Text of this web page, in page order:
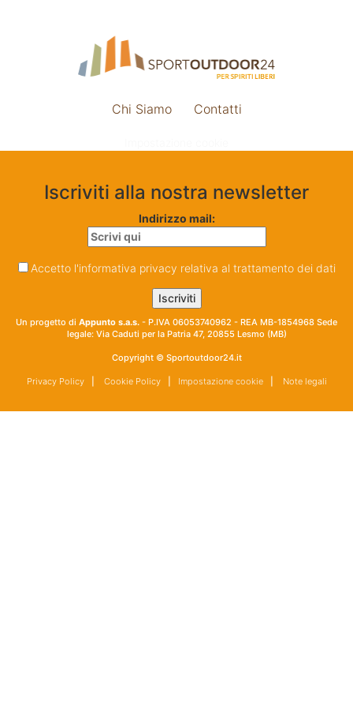
Chi Siamo Contatti
Iscriviti alla nostra newsletter
Indirizzo mail:
Accetto l'informativa privacy relativa al trattamento dei dati
Un progetto di Appunto s.a.s. - P.IVA 06053740962 - REA MB-1854968 Sede
legale: Via Caduti per la Patria 47, 20855 Lesmo (MB)
Copyright © Sportoutdoor24.it
Privacy Policy| Cookie Policy| Impostazione cookie| Note legali